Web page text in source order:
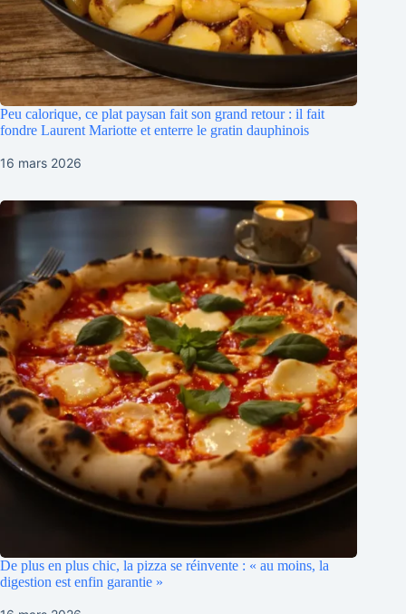
Peu calorique, ce plat paysan fait son grand retour : il fait
fondre Laurent Mariotte et enterre le gratin dauphinois
16 mars 2026
De plus en plus chic, la pizza se réinvente : « au moins, la
digestion est enfin garantie »